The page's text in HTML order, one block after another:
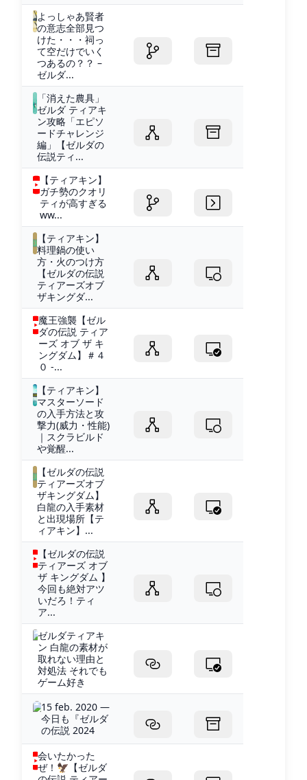
よっしゃあ賢者
の意志全部見つ
けた・・・祠っ
て空だけでいく
つあるの？？ –
ゼルダ...
「消えた農具」
ゼルダ ティアキ
ン攻略「エピソ
ードチャレンジ
編」【ゼルダの
伝説ティ...
【ティアキン】
ガチ勢のクオリ
ティが高すぎる
ww...
【ティアキン】
料理鍋の使い
方・火のつけ方
【ゼルダの伝説
ティアーズオブ
ザキングダ...
魔王強襲【ゼル
ダの伝説 ティア
ーズ オブ ザ キ
ングダム】＃４
０ -...
【ティアキン】
マスターソード
の入手方法と攻
撃力(威力・性能)
｜スクラビルド
や覚醒...
【ゼルダの伝説
ティアーズオブ
ザキングダム】
白龍の入手素材
と出現場所【テ
ィアキン】...
【ゼルダの伝説
ティアーズ オブ
ザ キングダム 】
今回も絶対アツ
いだろ！ティ
ア...
ゼルダティアキ
ン 白龍の素材が
取れない理由と
対処法 それでも
ゲーム好き
15 feb. 2020 —
今日も『ゼルダ
の伝説 2024
会いたかった
ぜ！🦅【ゼルダ